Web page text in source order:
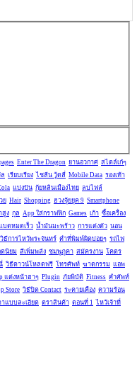
Enter The Dragon ยานอวกาศ สไตล์เก๋ๆ
เรียบเรียง ไชลีน วู้ดลี่ Mobile Data รองเท้า
แบ่งปัน กุ้ยหลินเมืองไทย ลบไฟล์
ย Hair Shopping ฮวงจุ้ยยุค 9 Smartphone
สูง กุล App ใส่กราฟฟิก Games เก้า ซื้อเครื่อง
บตหมดเร็ว น้ำมันมะพร้าว การแต่งตัว นอน
วิธีการไหว้พระจันทร์ คำที่พิมพ์ผิดบ่อยๆ รถไฟ
ดนิยม สีเพิ่มพลัง ชมพูภูคา สมัครงาน โคตร
วิธีดาวน์โหลดฟรี โทรศัพท์ ฆาตกรรม แอพ
แต่งหน้าฮาๆ Plugin ภัยพิบัติ Fitness คำศัพท์
Store วิธีปิด Contact ระคายเคือง ความร้อน
แบบละเอียด ตราสินค้า ตอนที่ 1 ไหว้เจ้าที่